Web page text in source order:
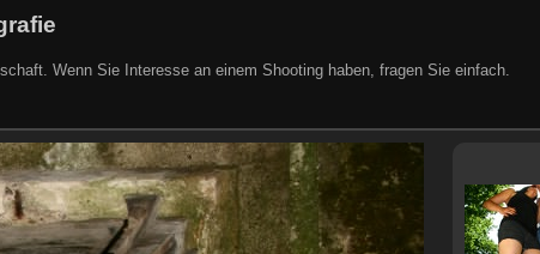
Wenn Sie Interesse an einem Shooting haben, fragen Sie einfach.